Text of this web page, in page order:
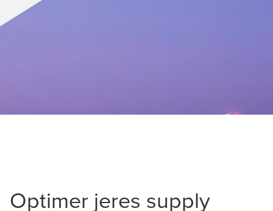
Optimer jeres supply